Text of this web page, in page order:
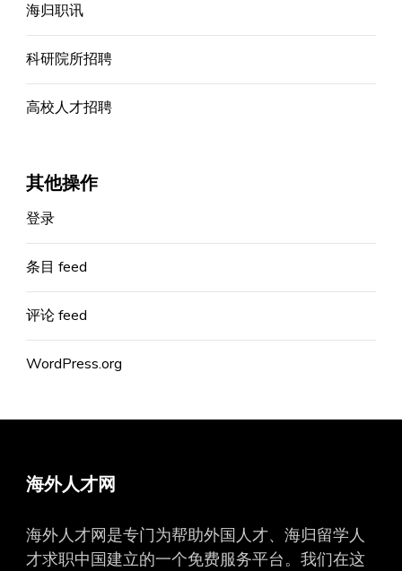
海归职讯
科研院所招聘
高校人才招聘
其他操作
登录
条目 feed
评论 feed
WordPress.org
海外人才网
海外人才网是专门为帮助外国人才、海归留学人
才求职中国建立的一个免费服务平台。我们在这